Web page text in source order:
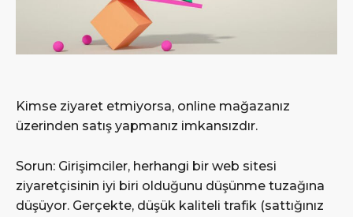
Kimse ziyaret etmiyorsa, online mağazanız
üzerinden satış yapmanız imkansızdır.
Sorun: Girişimciler, herhangi bir web sitesi
ziyaretçisinin iyi biri olduğunu düşünme tuzağına
düşüyor. Gerçekte, düşük kaliteli trafik (sattığınız